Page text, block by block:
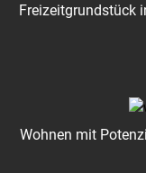
Freizeitgrundstück
Wohnen mit